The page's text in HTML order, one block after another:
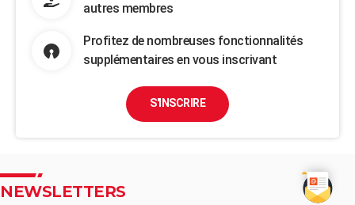
autres membres
Profitez de nombreuses fonctionnalités
supplémentaires en vous inscrivant
S'INSCRIRE
NEWSLETTERS